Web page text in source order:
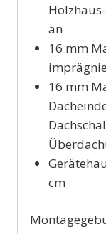
an
16 mm
16 mm
cm